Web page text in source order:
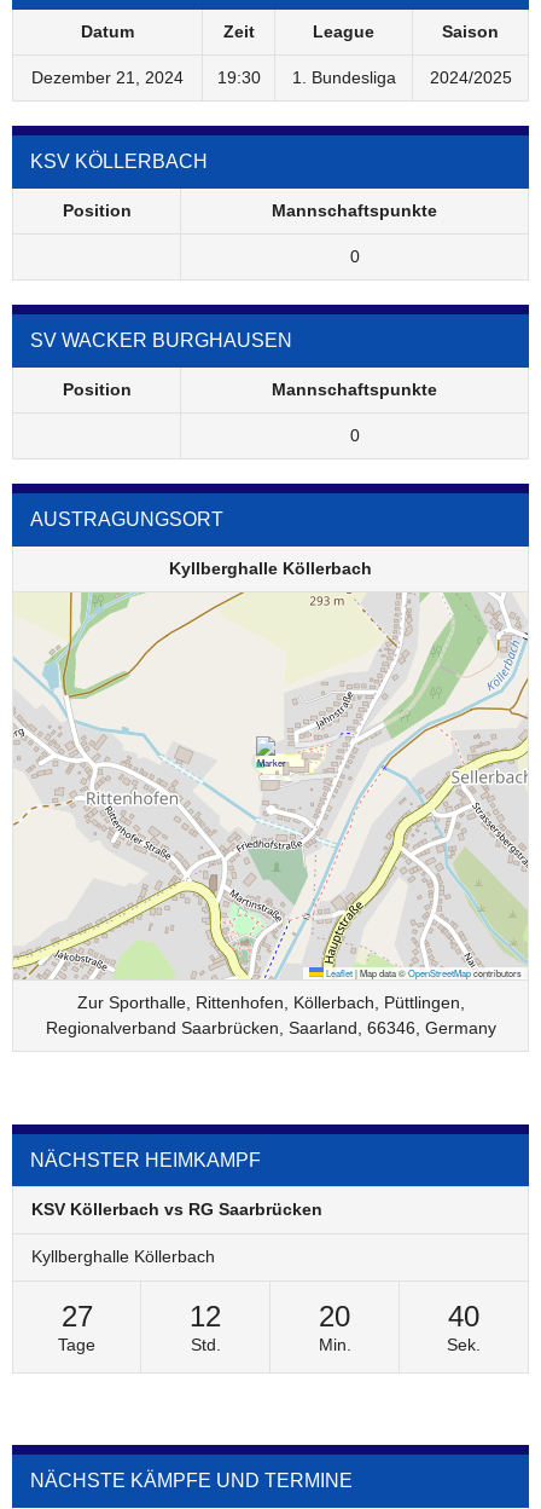
Datum Zeit League Saison
Dezember 21, 2024 19:30 1. Bundesliga 2024/2025
KSV KÖLLERBACH
Position Mannschaftspunkte
0
SV WACKER BURGHAUSEN
Position Mannschaftspunkte
0
AUSTRAGUNGSORT
Kyllberghalle Köllerbach
Leaflet|Map data ©OpenStreetMapcontributors
Zur Sporthalle, Rittenhofen, Köllerbach, Püttlingen,
Regionalverband Saarbrücken, Saarland, 66346, Germany
NÄCHSTER HEIMKAMPF
KSV Köllerbach vs RG Saarbrücken
Kyllberghalle Köllerbach
27
Tage
12
Std.
20
Min.
40
Sek.
NÄCHSTE KÄMPFE UND TERMINE